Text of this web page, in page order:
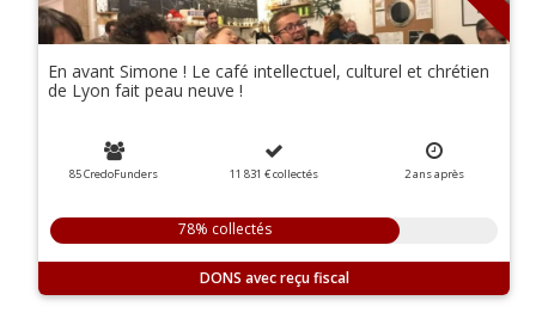
En avant Simone ! Le café intellectuel, culturel et chrétien
de Lyon fait peau neuve !
85 CredoFunders 11 831 €collectés 2ansaprès
78% collectés
DONS